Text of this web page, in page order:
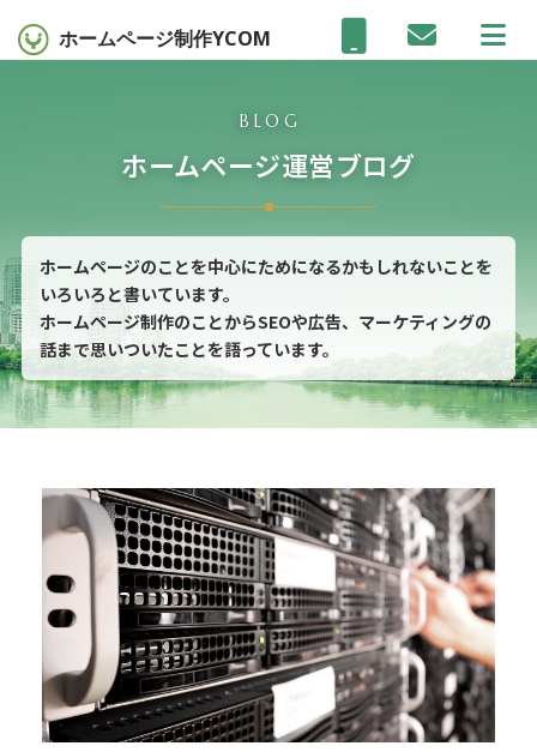
ホームページ制作YCOM
ホームページ運営ブログ
BLOG
ホームページのことを中心にためになるかもしれないことを
いろいろと書いています。
ホームページ制作のことからSEOや広告、マーケティングの
話まで思いついたことを語っています。